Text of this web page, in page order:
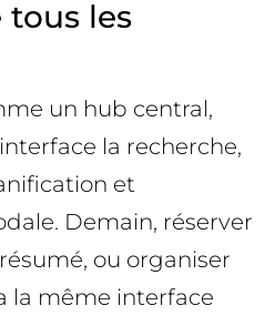
les
un hub central,
la recherche,
et
Demain, réserver
ou organiser
la même interface